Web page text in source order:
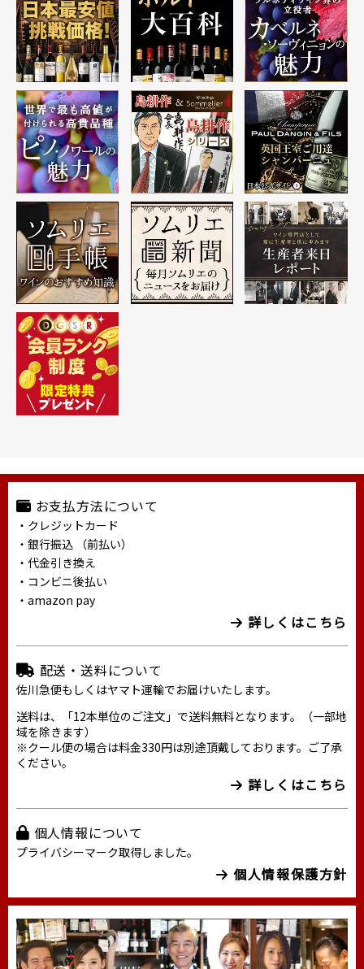
お支払方法について
・クレジットカード
・銀行振込 （前払い）
・代金引き換え
・コンビニ後払い
・amazon pay
詳しくはこちら
配送・送料について
佐川急便もしくはヤマト運輸でお届けいたします。
送料は、「12本単位のご注文」で送料無料となります。（一部地
域を除きます）
※クール便の場合は料金330円は別途頂戴しております。ご了承
ください。
詳しくはこちら
個人情報について
プライバシーマーク取得しました。
個人情報保護方針